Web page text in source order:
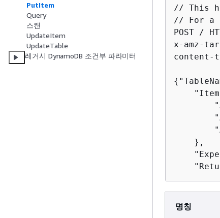
PutItem
Query
스캔
UpdateItem
UpdateTable
레거시 DynamoDB 조건부 파라미터
// This
// For a
POST /
x-amz-
content-
{
    },
명칭